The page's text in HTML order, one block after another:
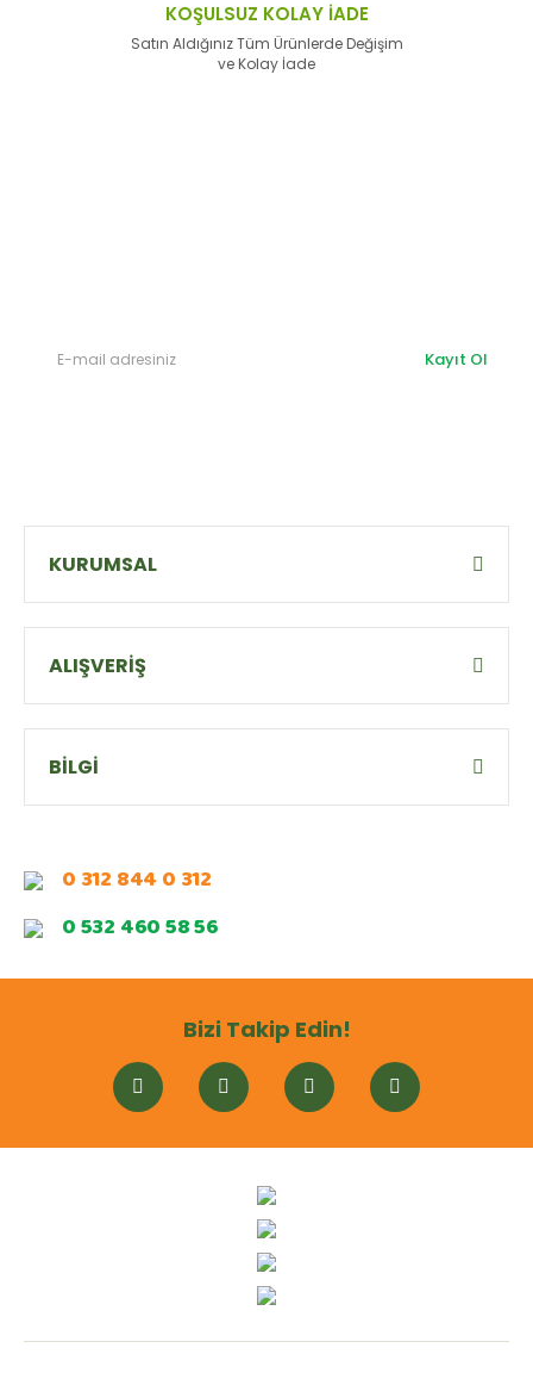
KOŞULSUZ KOLAY İADE
Satın Aldığınız Tüm Ürünlerde Değişim
ve Kolay İade
Kayıt Ol
KURUMSAL
ALIŞVERİŞ
BİLGİ
0 312 844 0 312
0 532 460 58 56
Bizi Takip Edin!